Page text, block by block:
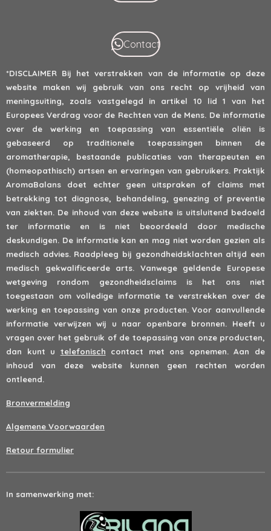
Contact
*DISCLAIMER Bij het verstrekken van de informatie op deze
website maken wij gebruik van ons recht op vrijheid van
meningsuiting, zoals vastgelegd in artikel 10 lid 1 van het
Europees Verdrag voor de Rechten van de Mens. De informatie
over de werking en toepassing van essentiële oliën is
gebaseerd op traditionele toepassingen binnen de
aromatherapie, bestaande publicaties van therapeuten en
(homeopathisch) artsen en ervaringen van gebruikers. Praktijk
AromaBalans doet echter geen uitspraken of claims met
betrekking tot diagnose, behandeling, genezing of preventie
van ziekten. De inhoud van deze website is uitsluitend bedoeld
ter informatie en is niet beoordeeld door medische
deskundigen. De informatie kan en mag niet worden gezien als
medisch advies. Raadpleeg bij gezondheidsklachten altijd een
medisch gekwalificeerde arts. Vanwege geldende Europese
wetgeving rondom gezondheidsclaims is het ons niet
toegestaan om volledige informatie te verstrekken over de
werking en toepassing van onze producten. Voor aanvullende
informatie verwijzen wij u naar openbare bronnen. Heeft u
vragen over het gebruik of de toepassing van onze producten,
dan kunt u telefonisch contact met ons opnemen. Aan de
inhoud van deze website kunnen geen rechten worden
ontleend.
Bronvermelding
Algemene Voorwaarden
Retour formulier
In samenwerking met: